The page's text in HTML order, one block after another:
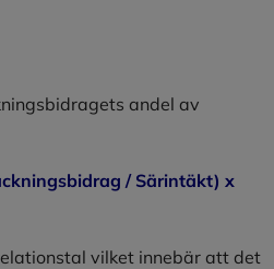
andel av
/ Särintäkt) x
vilket innebär att det